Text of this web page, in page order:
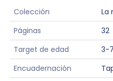
Colección
La
Páginas
32
Target de edad
3-
Encuadernación